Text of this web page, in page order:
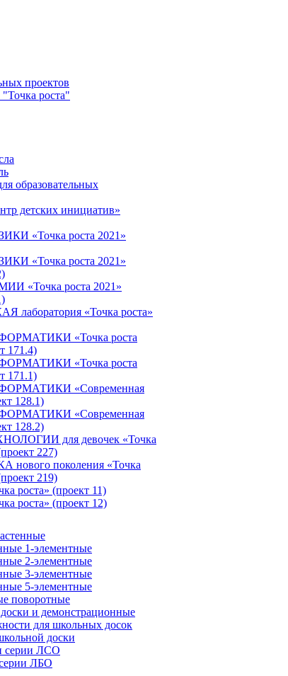
проектов
роста"
образовательных
детских инициатив»
«Точка роста 2021»
«Точка роста 2021»
«Точка роста 2021»
«Точка роста»
«Точка роста
171.4)
«Точка роста
171.1)
«Современная
128.1)
«Современная
128.2)
для девочек «Точка
227)
поколения «Точка
219)
роста» (проект 11)
роста» (проект 12)
1-элементные
2-элементные
3-элементные
5-элементные
поворотные
и демонстрационные
для школьных досок
доски
серии ЛСО
ЛБО